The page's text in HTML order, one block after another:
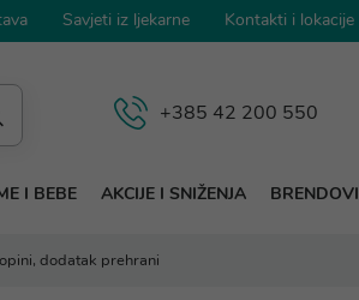
Savjeti iz ljekarne Kontakti i lokacije
+385 42 200 550
I BEBE AKCIJE I SNIŽENJA BRENDOVI
dodatak prehrani